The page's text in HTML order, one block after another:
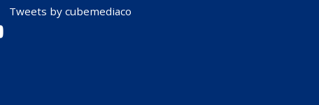
Tweets by cubemediaco